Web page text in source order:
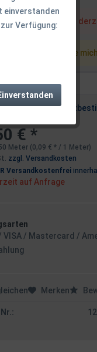
Dieser Artikel steht
Benachrichtigen Sie
die
€ *
Meter (0,09 € * / 1 Meter)
zzgl. Versandkosten
Versandkostenfrei
auf Anfrage
VISA / Mastercard /
Merken
einverstanden
Verfügung: